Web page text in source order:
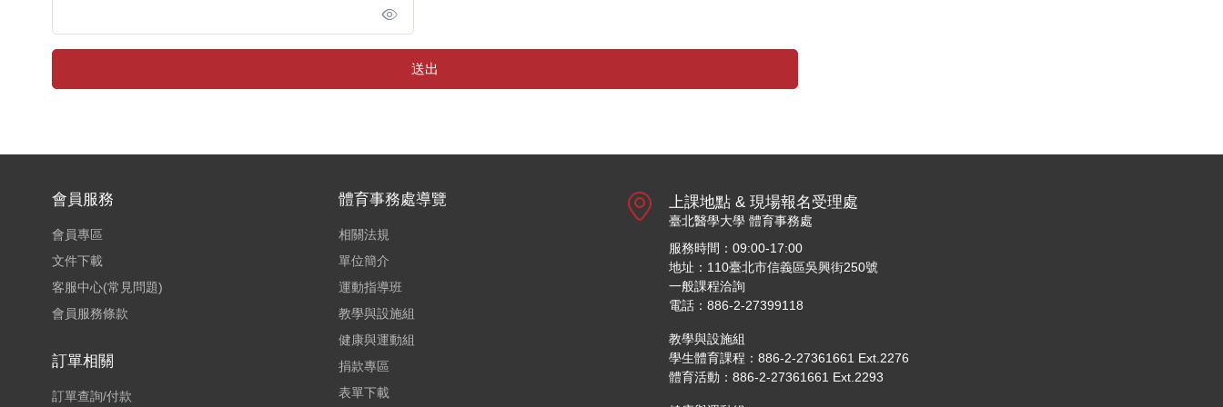
送出
會員服務
會員專區
文件下載
客服中心(常見問題)
會員服務條款
訂單相關
訂單查詢/付款
體育事務處導覽
相關法規
單位簡介
運動指導班
教學與設施組
健康與運動組
捐款專區
表單下載
上課地點 & 現場報名受理處
臺北醫學大學 體育事務處
服務時間：09:00-17:00
地址：110臺北市信義區吳興街250號
一般課程洽詢
電話：886-2-27399118
教學與設施組
學生體育課程：886-2-27361661 Ext.2276
體育活動：886-2-27361661 Ext.2293